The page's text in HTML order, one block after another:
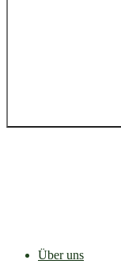
Über uns